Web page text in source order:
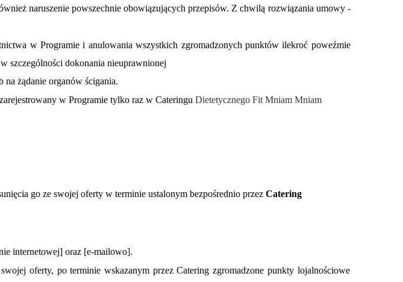
naruszenie powszechnie obowiązujących przepisów. Z chwilą rozwiązania umowy -
w Programie i anulowania wszystkich zgromadzonych punktów ilekroć poweźmie
szczególności dokonania nieuprawnionej
żądanie organów ścigania.
w Programie tylko raz wCateringu Dietetycznego Fit Mniam Mniam
go ze swojej oferty w terminie ustalonym bezpośrednio przez Catering
internetowej] oraz [e-mailowo].
oferty, po terminie wskazanym przez Catering zgromadzone punkty lojalnościowe